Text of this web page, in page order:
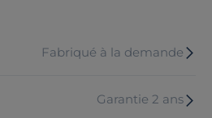
Fabriqué à la demande
Garantie 2 ans